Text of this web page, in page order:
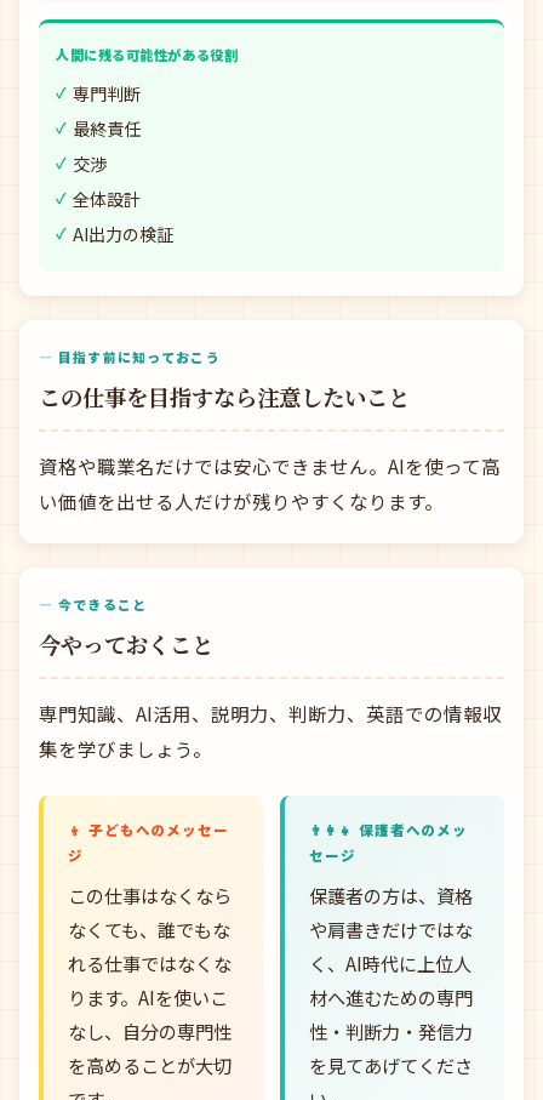
人間に残る可能性がある役割
専門判断
最終責任
交渉
全体設計
AI出力の検証
— 目指す前に知っておこう
この仕事を目指すなら注意したいこと
資格や職業名だけでは安心できません。AIを使って高
い価値を出せる人だけが残りやすくなります。
— 今できること
今やっておくこと
専門知識、AI活用、説明力、判断力、英語での情報収
集を学びましょう。
👦 子どもへのメッセー
ジ
この仕事はなくなら
なくても、誰でもな
れる仕事ではなくな
ります。AIを使いこ
なし、自分の専門性
を高めることが大切
👨‍👩‍👧 保護者へのメッ
セージ
保護者の方は、資格
や肩書きだけではな
く、AI時代に上位人
材へ進むための専門
性・判断力・発信力
を見てあげてくださ